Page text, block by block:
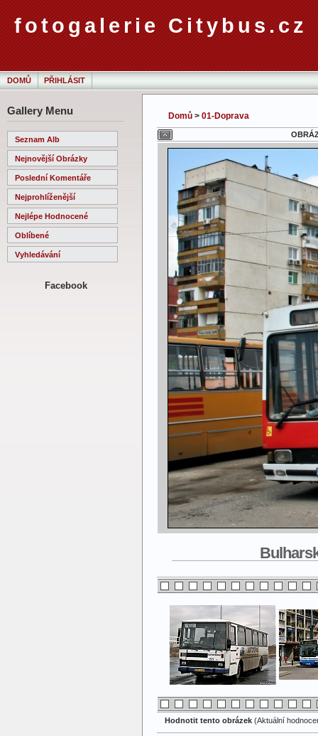
fotogalerie Citybus.cz
DOMŮ PŘIHLÁSIT
Gallery Menu
Seznam Alb
Nejnovější Obrázky
Poslední Komentáře
Nejprohlíženější
Nejlépe Hodnocené
Oblíbené
Vyhledávání
Facebook
Domů > 01-Doprava
Hodnotit tento obrázek (Aktuální